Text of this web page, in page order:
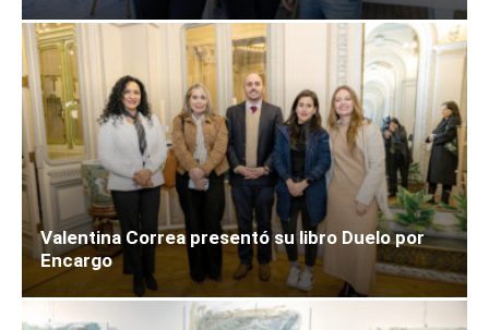
Valentina Correa presentó su libro Duelo por
Encargo